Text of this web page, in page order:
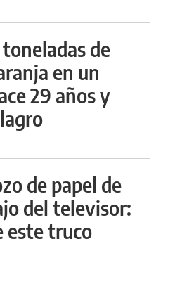
de
en un
29 años y
de papel de
del televisor:
este truco